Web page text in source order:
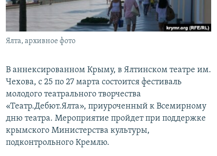
ПОБЕДИТЕЛЕЙ НЕ СУДЯТ?
КРЫМ.НЕПОКОРЕННЫЙ
ELIFBE
ПРИСОЕДИНЯЙТЕСЬ!
Все сайты RFE/RL
Ялта, архивное фото
В аннексированном Крыму, в Ялтинском театре им.
Чехова, с 25 по 27 марта состоится фестиваль
молодого театрального творчества
«Театр.Дебют.Ялта», приуроченный к Всемирному
дню театра. Мероприятие пройдет при поддержке
крымского Министерства культуры,
подконтрольного Кремлю.